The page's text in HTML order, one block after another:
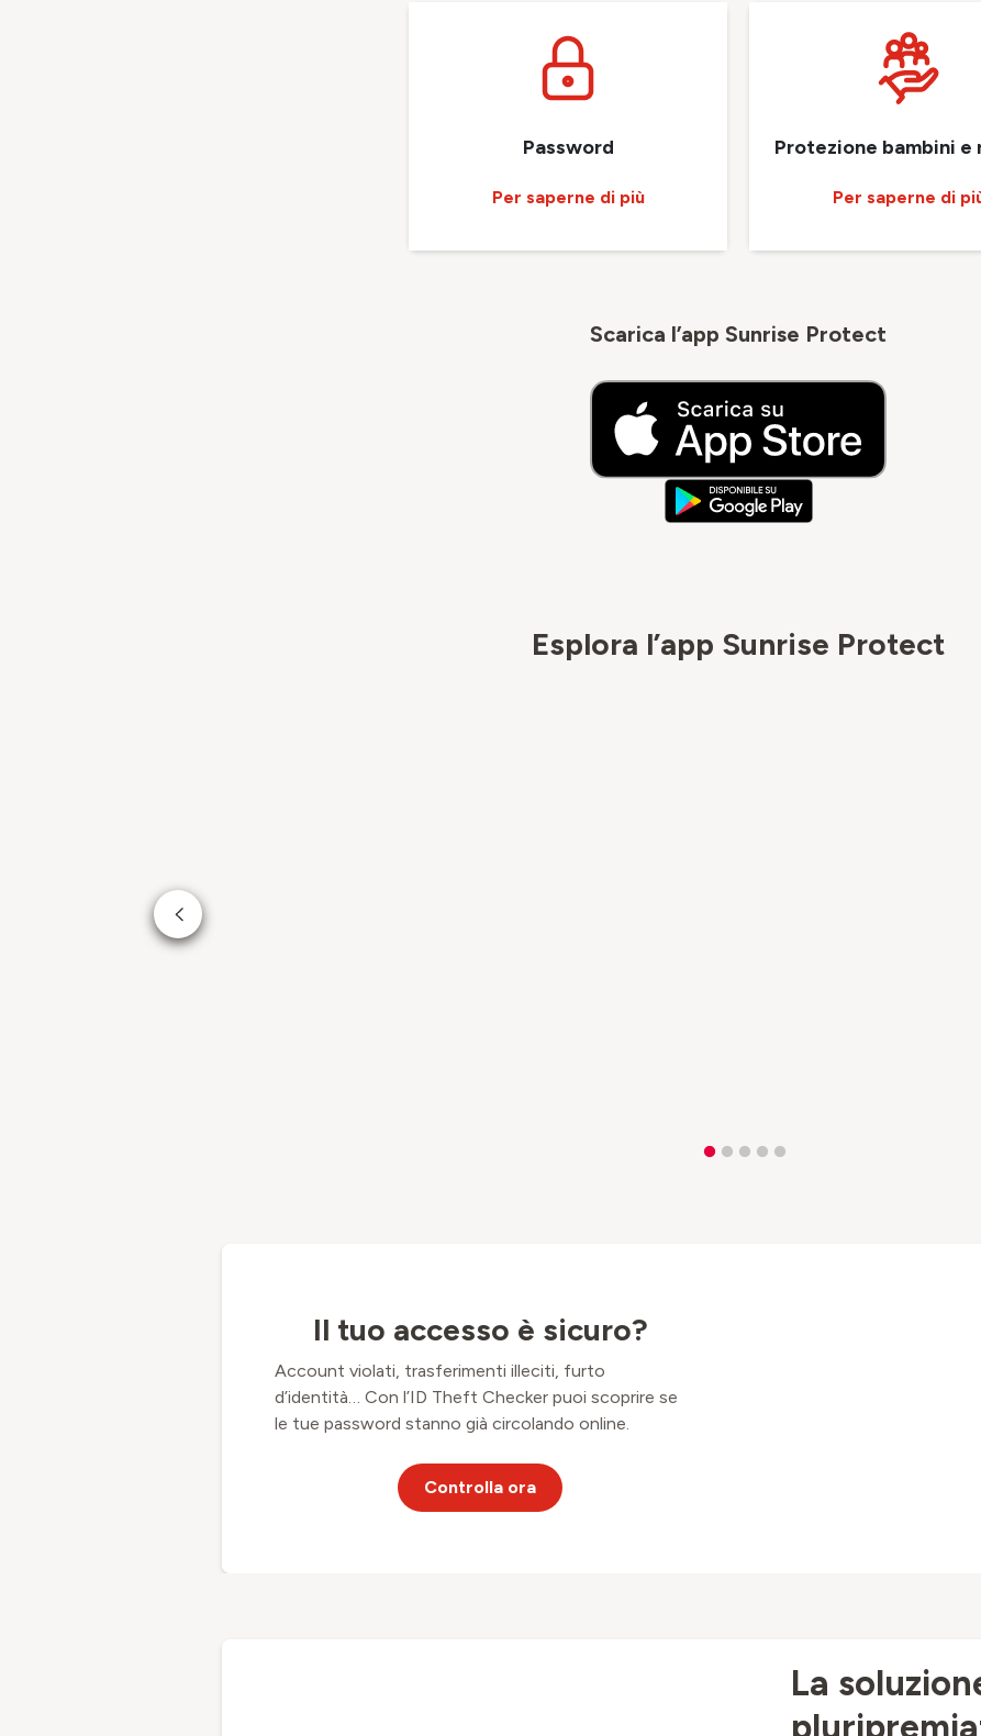
Password
Per saperne di più
Protezione bambini e
Per saperne di
Scarica l’app Sunrise Protect
Esplora l’app Sunrise Protect
Il tuo accesso è sicuro?
Account violati, trasferimenti illeciti, furto
d’identità… Con l’ID Theft Checker puoi scoprire se
le tue password stanno già circolando online.
Controlla ora
La